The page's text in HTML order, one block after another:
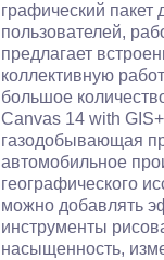
графический
пользователей,
предлагает
коллективную
большое
Canvas 14 with
газодобывающая
автомобильное
географического
можно добавлять
инструменты
насыщенность,